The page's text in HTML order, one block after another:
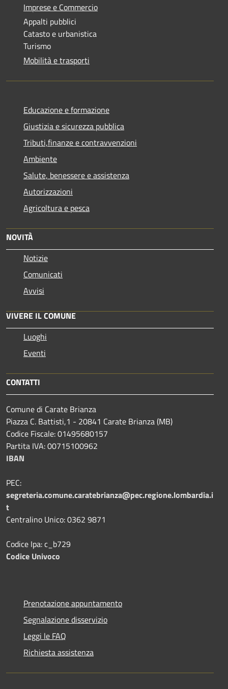
Imprese e Commercio
Appalti pubblici
Catasto e urbanistica
Turismo
Mobilità e trasporti
Educazione e formazione
Giustizia e sicurezza pubblica
Tributi,finanze e contravvenzioni
Ambiente
Salute, benessere e assistenza
Autorizzazioni
Agricoltura e pesca
NOVITÀ
Notizie
Comunicati
Avvisi
VIVERE IL COMUNE
Luoghi
Eventi
CONTATTI
Comune di Carate Brianza
Piazza C. Battisti,1 - 20841 Carate Brianza (MB)
Codice Fiscale: 01495680157
Partita IVA: 00715100962
IBAN
PEC:
segreteria.comune.caratebrianza@pec.regione.lombardia.i
t
Centralino Unico: 0362 9871
Codice Ipa: c_b729
Codice Univoco
Prenotazione appuntamento
Segnalazione disservizio
Leggi le FAQ
Richiesta assistenza